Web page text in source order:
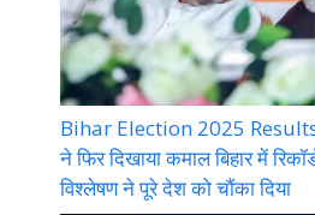
Bihar Election 2025 Results
ने फिर दिखाया कमाल बिहार में
विश्लेषण ने पूरे देश को चौंका दिया